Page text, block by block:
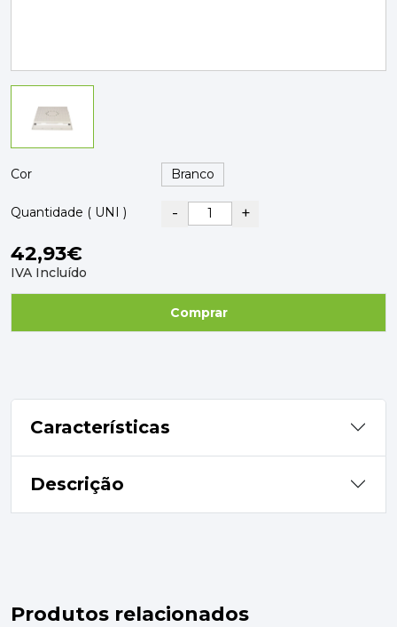
DYRUP
SKIL
Cor
Quantidade ( UNI ) - +
42,93€
IVA Incluído
Comprar
Características
Descrição
Produtos relacionados